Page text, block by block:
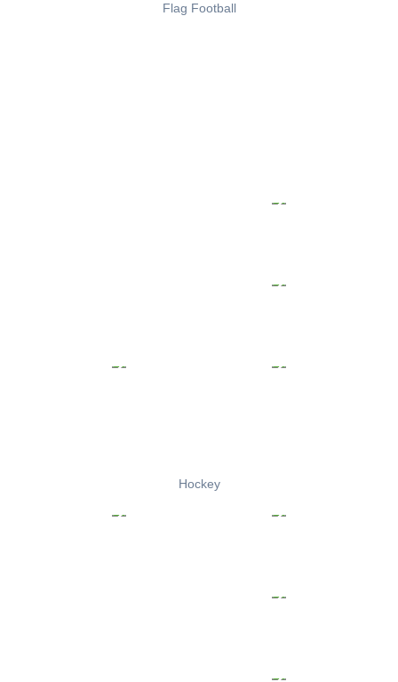
Flag Football
Hockey